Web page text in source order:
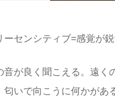
ーセンシティブ=感覚が
音が良く聞こえる。遠く
匂いで向こうに何かがあ